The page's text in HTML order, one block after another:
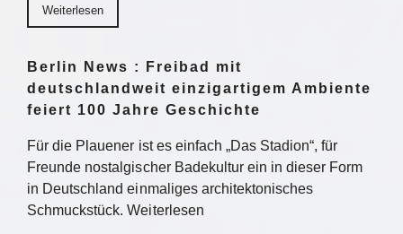
Weiterlesen
Berlin News : Freibad mit
deutschlandweit einzigartigem Ambiente
feiert 100 Jahre Geschichte
Für die Plauener ist es einfach „Das Stadion“, für
Freunde nostalgischer Badekultur ein in dieser Form
in Deutschland einmaliges architektonisches
Schmuckstück. Weiterlesen